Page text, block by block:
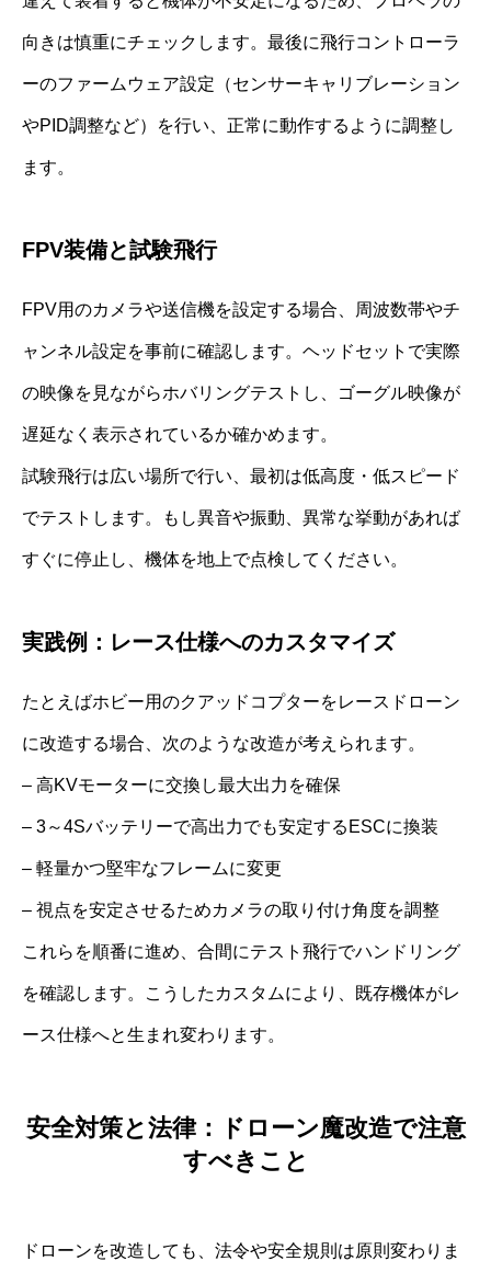
向きは慎重にチェックします。最後に飛行コントローラ
ーのファームウェア設定（センサーキャリブレーション
やPID調整など）を行い、正常に動作するように調整し
ます。
FPV装備と試験飛行
FPV用のカメラや送信機を設定する場合、周波数帯やチ
ャンネル設定を事前に確認します。ヘッドセットで実際
の映像を見ながらホバリングテストし、ゴーグル映像が
遅延なく表示されているか確かめます。
試験飛行は広い場所で行い、最初は低高度・低スピード
でテストします。もし異音や振動、異常な挙動があれば
すぐに停止し、機体を地上で点検してください。
実践例：レース仕様へのカスタマイズ
たとえばホビー用のクアッドコプターをレースドローン
に改造する場合、次のような改造が考えられます。
– 高KVモーターに交換し最大出力を確保
– 3～4Sバッテリーで高出力でも安定するESCに換装
– 軽量かつ堅牢なフレームに変更
– 視点を安定させるためカメラの取り付け角度を調整
これらを順番に進め、合間にテスト飛行でハンドリング
を確認します。こうしたカスタムにより、既存機体がレ
ース仕様へと生まれ変わります。
安全対策と法律：ドローン魔改造で注意
すべきこと
ドローンを改造しても、法令や安全規則は原則変わりま